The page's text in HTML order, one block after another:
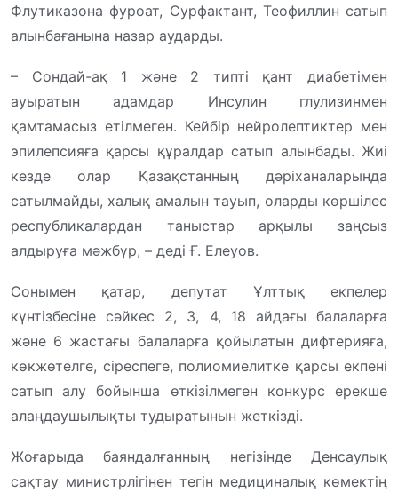
Флутиказона фуроат, Сурфактант, Теофиллин сатып
алынбағанына назар аударды.
– Сондай-ақ 1 және 2 типті қант диабетімен
ауыратын адамдар Инсулин глулизинмен
қамтамасыз етілмеген. Кейбір нейролептиктер мен
эпилепсияға қарсы құралдар сатып алынбады. Жиі
кезде олар Қазақстанның дәріханаларында
сатылмайды, халық амалын тауып, оларды көршілес
республикалардан таныстар арқылы заңсыз
алдыруға мәжбүр, – деді Ғ. Елеуов.
Сонымен қатар, депутат Ұлттық екпелер
күнтізбесіне сәйкес 2, 3, 4, 18 айдағы балаларға
және 6 жастағы балаларға қойылатын дифтерияға,
көкжөтелге, сіреспеге, полиомиелитке қарсы екпені
сатып алу бойынша өткізілмеген конкурс ерекше
алаңдаушылықты тудыратынын жеткізді.
Жоғарыда баяндалғанның негізінде Денсаулық
сақтау министрлігінен тегін медициналық көмектің